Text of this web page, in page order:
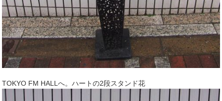
TOKYO FM HALLへ。ハートの2段スタンド花